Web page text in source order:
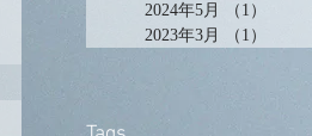
2024年5月
（1）
2023年3月
（1）